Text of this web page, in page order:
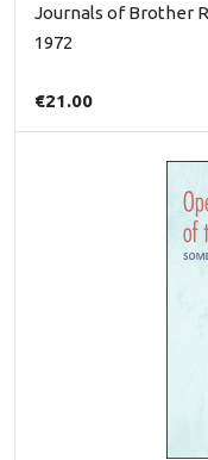
Journals of Brother
1972
€21.00